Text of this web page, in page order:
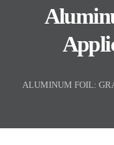
ALUMINUM FOIL: